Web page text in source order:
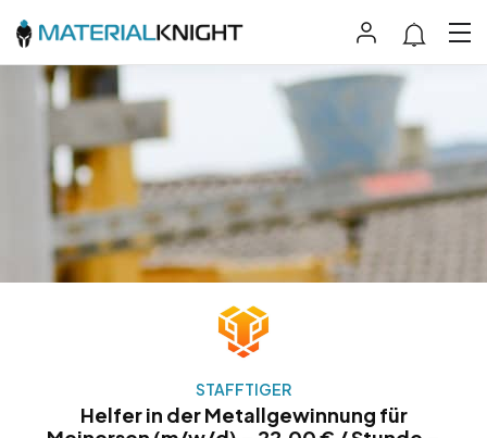
STAFFTIGER
Helfer in der Metallgewinnung für